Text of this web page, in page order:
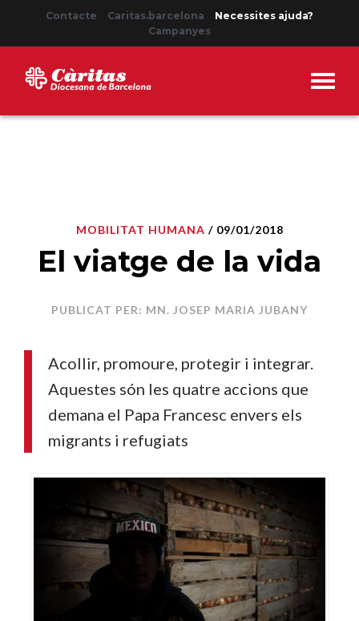
Contacte Caritas.barcelona
Necessites ajuda?
Campanyes
MOBILITAT HUMANA / 09/01/2018
El viatge de la vida
PUBLICAT PER: MN. JOSEP MARIA JUBANY
Acollir, promoure, protegir i integrar.
Aquestes són les quatre accions que
demana el Papa Francesc envers els
migrants i refugiats